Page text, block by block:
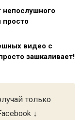
непослушного
просто
видео с
зашкаливает!
только
↓